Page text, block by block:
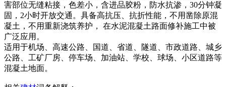
害部位无缝粘接，色差小，含进品胶粉，防水抗渗，30分钟凝
固，2小时开放交通。具备高抗压、抗折性能，不用凿除原混
凝土，不用重新浇筑养护， 在水泥混凝土路面修补施工中被
广泛应用。
适用于机场、高速公路、国道、省道、隧道、市政道路、城乡
公路、工矿厂房、停车场、加油站、学校、球场、小区道路等
混凝土地面。